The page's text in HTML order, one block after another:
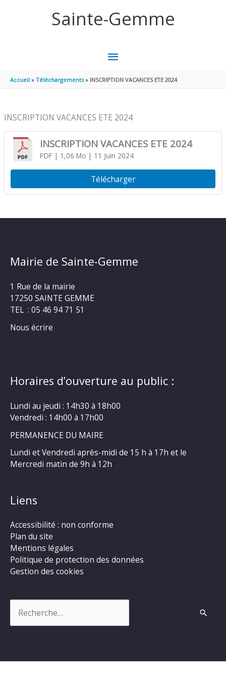
Sainte-Gemme
MENU
PRINCIPAL
Accueil Téléchargements INSCRIPTION VACANCES ETE 2024
INSCRIPTION VACANCES ETE 2024
INSCRIPTION VACANCES ETE 2024
PDF| 1,06 Mo | 11 Juin 2024
Télécharger
Mairie de Sainte-Gemme
1 Rue de la mairie
17250 SAINTE GEMME
TEL : 05 46 94 71 51
Nous écrire
Horaires d’ouverture au public :
Lundi au jeudi : 14h30 à 18h00
Vendredi : 14h00 à 17h00
PERMANENCE DU MAIRE
Lundi et Vendredi après-midi de 15 h à 17h et le
Mercredi matin de 9h à 12h
Liens
Accessibilité : non conforme
Plan du site
Mentions légales
Politique de protection des données
Gestion des cookies